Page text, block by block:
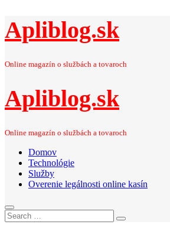
Apliblog.sk
Online magazín o službách a tovaroch
Apliblog.sk
Online magazín o službách a tovaroch
Domov
Technológie
Služby
Overenie legálnosti online kasín
Search
for:
Search